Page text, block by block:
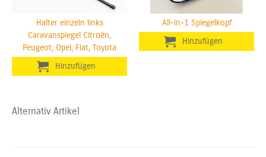
Halter einzeln links
Caravanspiegel Citroën,
Peugeot, Opel, Fiat, Toyota
All-in-1 Spiegelkopf
Alternativ Artikel